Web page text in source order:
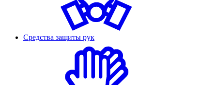
Средства защиты рук